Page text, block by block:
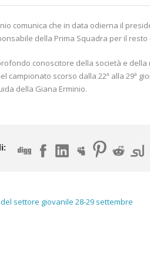
comunica che in data odierna il
della Prima Squadra per il resto
conoscitore della società e
campionato scorso dalla 22ª alla 29ª
della Giana Erminio.
settore giovanile 28-29 settembre